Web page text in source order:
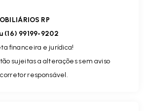
RP
(16) 99199-9202
financeira e jurídica!
sujeitas a alterações sem aviso
responsável.